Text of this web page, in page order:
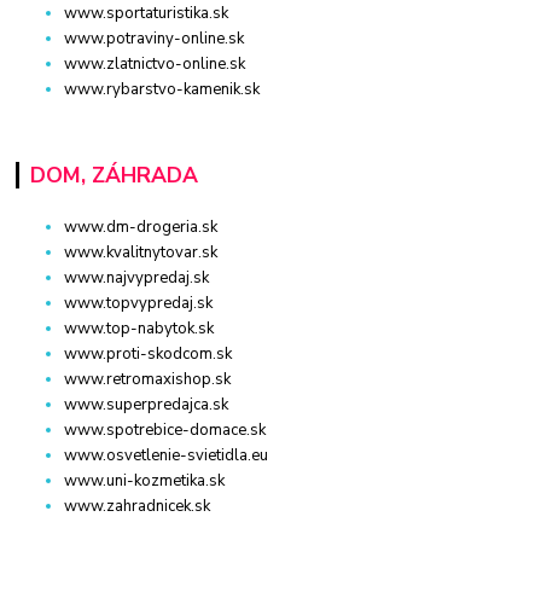
www.sportaturistika.sk
www.potraviny-online.sk
www.zlatnictvo-online.sk
www.rybarstvo-kamenik.sk
DOM, ZÁHRADA
www.dm-drogeria.sk
www.kvalitnytovar.sk
www.najvypredaj.sk
www.topvypredaj.sk
www.top-nabytok.sk
www.proti-skodcom.sk
www.retromaxishop.sk
www.superpredajca.sk
www.spotrebice-domace.sk
www.osvetlenie-svietidla.eu
www.uni-kozmetika.sk
www.zahradnicek.sk